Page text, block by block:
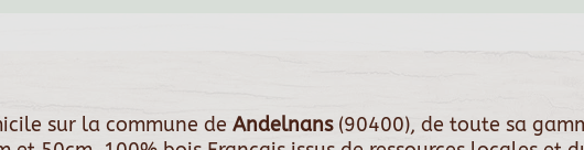
sur la commune de Andelnans(90400), de toute sa